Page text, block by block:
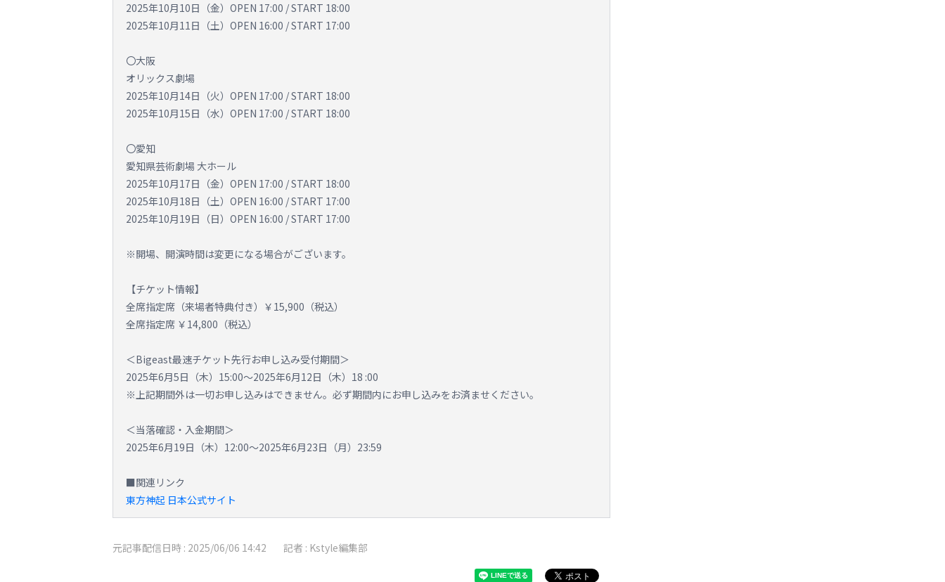
2025年10月10日（金）OPEN 17:00 / START 18:00
2025年10月11日（土）OPEN 16:00 / START 17:00
〇大阪
オリックス劇場
2025年10月14日（火）OPEN 17:00 / START 18:00
2025年10月15日（水）OPEN 17:00 / START 18:00
〇愛知
愛知県芸術劇場 大ホール
2025年10月17日（金）OPEN 17:00 / START 18:00
2025年10月18日（土）OPEN 16:00 / START 17:00
2025年10月19日（日）OPEN 16:00 / START 17:00
※開場、開演時間は変更になる場合がございます。
【チケット情報】
全席指定席（来場者特典付き）￥15,900（税込）
全席指定席 ￥14,800（税込）
＜Bigeast最速チケット先行お申し込み受付期間＞
2025年6月5日（木）15:00～2025年6月12日（木）18 :00
※上記期間外は一切お申し込みはできません。必ず期間内にお申し込みをお済ませください。
＜当落確認・入金期間＞
2025年6月19日（木）12:00～2025年6月23日（月）23:59
■関連リンク
東方神起 日本公式サイト
元記事配信日時 : 2025/06/06 14:42 記者 : Kstyle編集部